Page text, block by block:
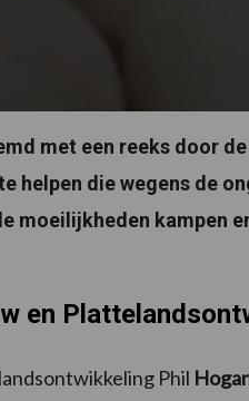
met een reeks door
helpen die wegens de
moeilijkheden kampen
en
Phil